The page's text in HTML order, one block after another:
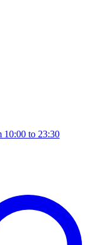
10:00 to 23:30